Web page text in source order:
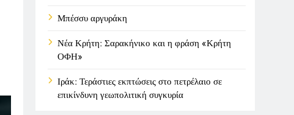
Μπέσσυ αργυράκη
Νέα Κρήτη: Σαρακήνικο και η φράση «Κρήτη
ΟΦΗ»
Ιράκ: Τεράστιες εκπτώσεις στο πετρέλαιο σε
επικίνδυνη γεωπολιτική συγκυρία